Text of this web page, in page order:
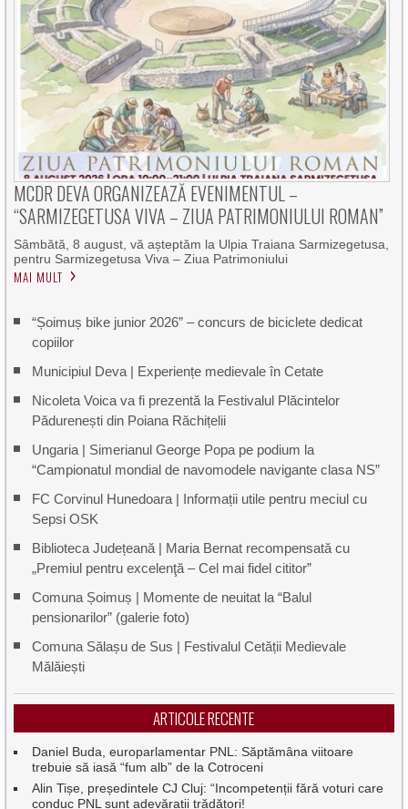
MCDR DEVA ORGANIZEAZĂ EVENIMENTUL –
“SARMIZEGETUSA VIVA – ZIUA PATRIMONIULUI ROMAN”
Sâmbătă, 8 august, vă așteptăm la Ulpia Traiana Sarmizegetusa,
pentru Sarmizegetusa Viva – Ziua Patrimoniului
MAI MULT
“Șoimuș bike junior 2026” – concurs de biciclete dedicat
copiilor
Municipiul Deva | Experiențe medievale în Cetate
Nicoleta Voica va fi prezentă la Festivalul Plăcintelor
Pădurenești din Poiana Răchițelii
Ungaria | Simerianul George Popa pe podium la
“Campionatul mondial de navomodele navigante clasa NS”
FC Corvinul Hunedoara | Informații utile pentru meciul cu
Sepsi OSK
Biblioteca Județeană | Maria Bernat recompensată cu
„Premiul pentru excelenţă – Cel mai fidel cititor”
Comuna Șoimuș | Momente de neuitat la “Balul
pensionarilor” (galerie foto)
Comuna Sălașu de Sus | Festivalul Cetății Medievale
Mălăiești
ARTICOLE RECENTE
Daniel Buda, europarlamentar PNL: Săptămâna viitoare
trebuie să iasă “fum alb” de la Cotroceni
Alin Tișe, președintele CJ Cluj: “Incompetenții fără voturi care
conduc PNL sunt adevărații trădători!